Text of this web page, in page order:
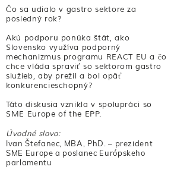
Čo sa udialo v gastro sektore za
posledný rok?
Akú podporu ponúka štát, ako
Slovensko využíva podporný
mechanizmus programu REACT EU a čo
chce vláda spraviť so sektorom gastro
služieb, aby prežil a bol opäť
konkurencieschopný?
Táto diskusia vznikla v spolupráci so
SME Europe of the EPP.
Úvodné slovo:
Ivan Štefanec, MBA, PhD. – prezident
SME Europe a poslanec Európskeho
parlamentu